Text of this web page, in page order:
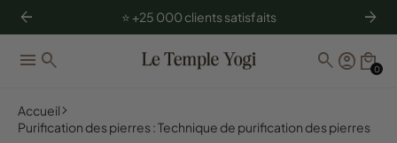
arrow_back arrow_forward
⭐️ +25 000 clients satisfaits
menu search search account_circle local_mall
0
Accueil
Purification des pierres : Technique de purification des pierres